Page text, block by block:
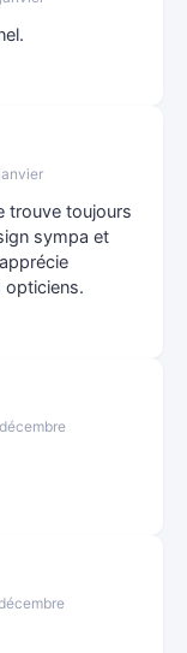
trouve toujours
sympa et
opticiens.